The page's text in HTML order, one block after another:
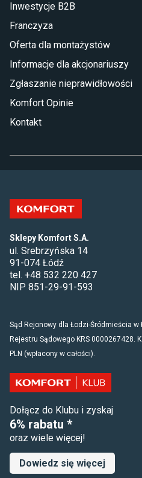
Inwestycje B2B
Franczyza
Oferta dla montażystów
Informacje dla akcjonariuszy
Zgłaszanie nieprawidłowości
Komfort Opinie
Kontakt
Sklepy Komfort S.A.
ul. Srebrzyńska 14
91-074 Łódź
tel. +48 532 220 427
NIP 851-29-91-593
Sąd Rejonowy dla Łodzi-Śródmieścia w
Rejestru Sądowego KRS 0000267428.
PLN (wpłacony w całości).
Dołącz do Klubu i zyskaj
6% rabatu *
oraz wiele więcej!
Dowiedz się więcej